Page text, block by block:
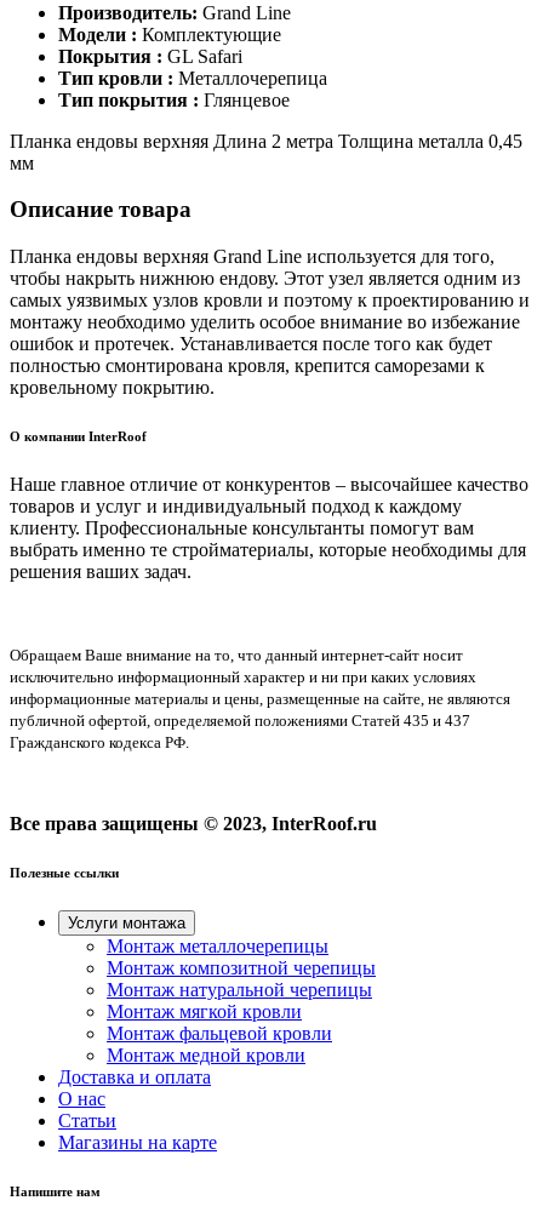
Производитель: Grand Line
Модели : Комплектующие
Покрытия : GL Safari
Тип кровли : Металлочерепица
Тип покрытия : Глянцевое
Планка ендовы верхняя Длина 2 метра Толщина металла 0,45
мм
Описание товара
Планка ендовы верхняя Grand Line используется для того,
чтобы накрыть нижнюю ендову. Этот узел является одним из
самых уязвимых узлов кровли и поэтому к проектированию и
монтажу необходимо уделить особое внимание во избежание
ошибок и протечек. Устанавливается после того как будет
полностью смонтирована кровля, крепится саморезами к
кровельному покрытию.
О компании InterRoof
Наше главное отличие от конкурентов – высочайшее качество
товаров и услуг и индивидуальный подход к каждому
клиенту. Профессиональные консультанты помогут вам
выбрать именно те стройматериалы, которые необходимы для
решения ваших задач.
Обращаем Ваше внимание на то, что данный интернет-сайт носит
исключительно информационный характер и ни при каких условиях
информационные материалы и цены, размещенные на сайте, не являются
публичной офертой, определяемой положениями Статей 435 и 437
Гражданского кодекса РФ.
Все права защищены © 2023, InterRoof.ru
Полезные ссылки
Услуги монтажа
Монтаж металлочерепицы
Монтаж композитной черепицы
Монтаж натуральной черепицы
Монтаж мягкой кровли
Монтаж фальцевой кровли
Монтаж медной кровли
Доставка и оплата
О нас
Cтатьи
Магазины на карте
Напишите нам